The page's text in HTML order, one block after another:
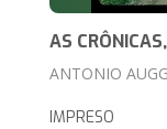
AS
ANTONIO
IMPRESO